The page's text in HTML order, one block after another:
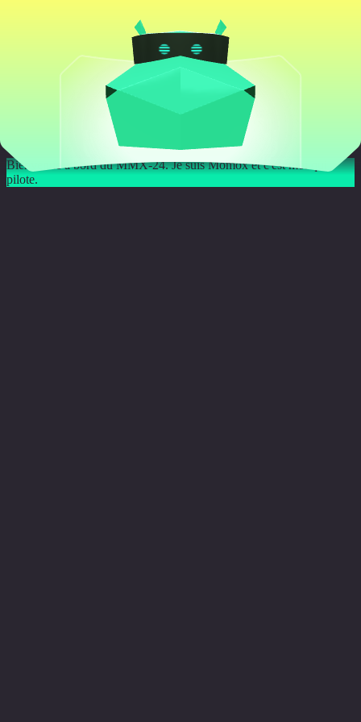
Pour une expérience optimale,
autorisez le gyroscope sur votre téléphone.
Autoriser le gyroscope
Refuser le gyroscope
Bienvenue à bord du MMX-24. Je suis Momox et c'est moi qui
pilote.